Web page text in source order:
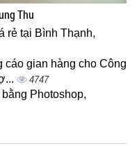
Thu
rẻ tại Bình Thạnh,
cáo gian hàng cho Công
4747
Photoshop,